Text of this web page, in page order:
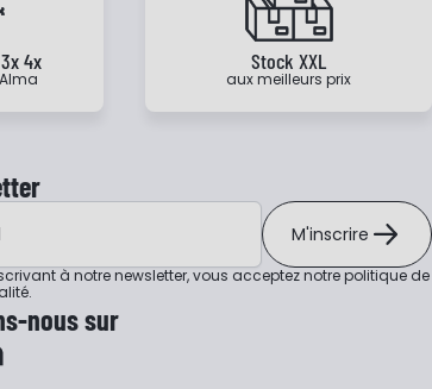
4x Stock XXL
aux meilleurs prix
M'inscrire
à notre newsletter, vous acceptez notrepolitique de
.
nous sur